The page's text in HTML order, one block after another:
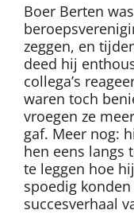
Boer Berten
zeggen, en
deed hij
collega’s
waren toch
vroegen ze
gaf. Meer nog:
hen eens langs
te leggen hoe
spoedig
succesverhaal